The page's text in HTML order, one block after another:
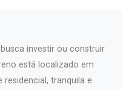
investir ou construir
está localizado em
tranquila e